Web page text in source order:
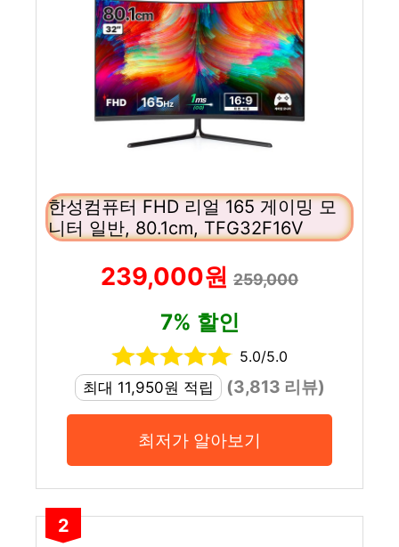
한성컴퓨터 FHD 리얼 165 게이밍 모
니터 일반, 80.1cm, TFG32F16V
239,000원 259,000
7% 할인
5.0/5.0
최대 11,950원 적립
(3,813 리뷰)
최저가 알아보기
2